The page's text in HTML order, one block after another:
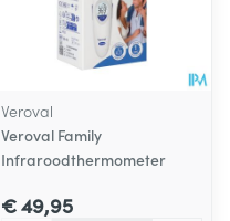
Veroval
Veroval Family
Infraroodthermometer
€ 49,95